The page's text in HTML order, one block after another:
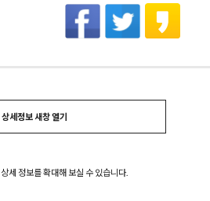
상세정보 새창 열기
상세 정보를 확대해 보실 수 있습니다.